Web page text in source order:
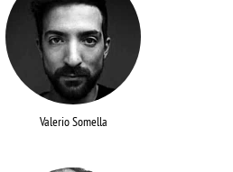
Valerio Somella